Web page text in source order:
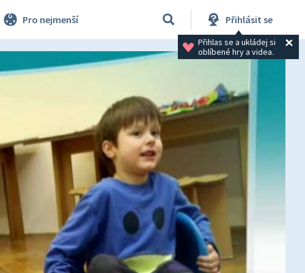
Pro nejmenší Přihlásit se
Přihlas se a ukládej si
oblíbené hry a videa.